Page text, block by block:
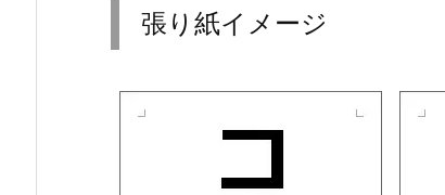
張り紙イメージ